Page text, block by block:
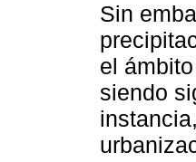
Sin
el
siendo